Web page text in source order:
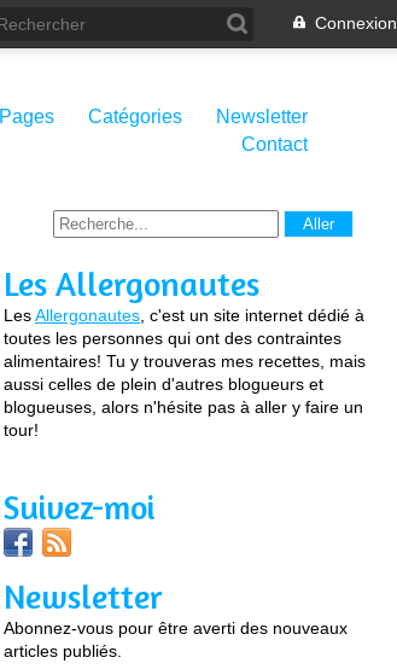
Connexion
Pages Catégories
Newsletter
Contact
Les Allergonautes
LesAllergonautes , c'est un site internet dédié à
toutes les personnes qui ont des contraintes
alimentaires! Tu y trouveras mes recettes, mais
aussi celles de plein d'autres blogueurs et
blogueuses, alors n'hésite pas à aller y faire un
tour!
Suivez-moi
Newsletter
Abonnez-vous pour être averti des nouveaux
articles publiés.